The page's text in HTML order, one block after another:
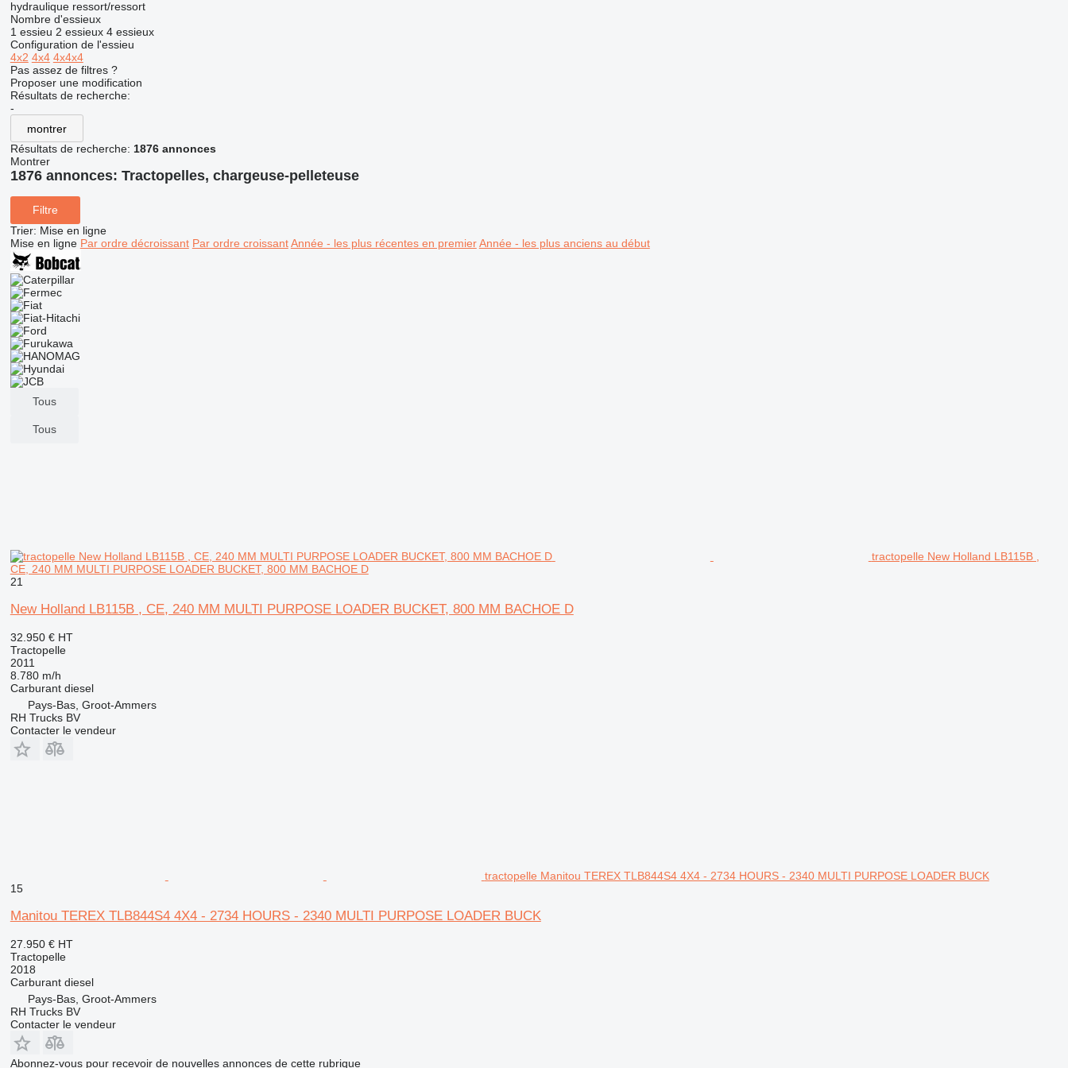
hydraulique ressort/ressort
Nombre d'essieux
1 essieu 2 essieux 4 essieux
Configuration de l'essieu
4x2 4x4 4x4x4
Pas assez de filtres ?
Proposer une modification
Résultats de recherche:
-
montrer
Résultats de recherche: 1876 annonces
Montrer
1876 annonces: Tractopelles, chargeuse-pelleteuse
Filtre
Trier: Mise en ligne
Mise en ligne Par ordre décroissant Par ordre croissant Année - les plus récentes en premier Année - les plus anciens au début
Tous
Tous
tractopelle New Holland LB115B ,
CE, 240 MM MULTI PURPOSE LOADER BUCKET, 800 MM BACHOE D
21
New Holland LB115B , CE, 240 MM MULTI PURPOSE LOADER BUCKET, 800 MM BACHOE D
32.950 € HT
Tractopelle
2011
8.780 m/h
Carburant diesel
Pays-Bas, Groot-Ammers
RH Trucks BV
Contacter le vendeur
tractopelle Manitou TEREX TLB844S4 4X4 - 2734 HOURS - 2340 MULTI PURPOSE LOADER BUCK
15
Manitou TEREX TLB844S4 4X4 - 2734 HOURS - 2340 MULTI PURPOSE LOADER BUCK
27.950 € HT
Tractopelle
2018
Carburant diesel
Pays-Bas, Groot-Ammers
RH Trucks BV
Contacter le vendeur
Abonnez-vous pour recevoir de nouvelles annonces de cette rubrique